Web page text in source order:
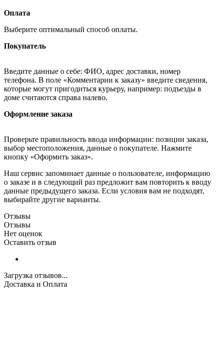
Оплата
Выберите оптимальный способ оплаты.
Покупатель
Введите данные о себе: ФИО, адрес доставки, номер
телефона. В поле «Комментарии к заказу» введите сведения,
которые могут пригодиться курьеру, например: подъезды в
доме считаются справа налево.
Оформление заказа
Проверьте правильность ввода информации: позиции заказа,
выбор местоположения, данные о покупателе. Нажмите
кнопку «Оформить заказ».
Наш сервис запоминает данные о пользователе, информацию
о заказе и в следующий раз предложит вам повторить к вводу
данные предыдущего заказа. Если условия вам не подходят,
выбирайте другие варианты.
Отзывы
Отзывы
Нет оценок
Оставить отзыв
Загрузка отзывов...
Доставка и Оплата